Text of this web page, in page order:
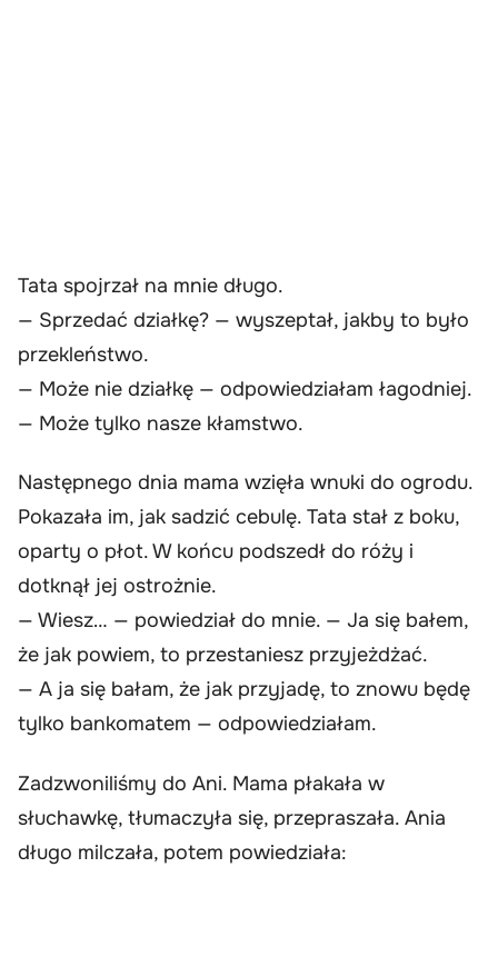
Tata spojrzał na mnie długo.
— Sprzedać działkę? — wyszeptał, jakby to było
przekleństwo.
— Może nie działkę — odpowiedziałam łagodniej.
— Może tylko nasze kłamstwo.
Następnego dnia mama wzięła wnuki do ogrodu.
Pokazała im, jak sadzić cebulę. Tata stał z boku,
oparty o płot. W końcu podszedł do róży i
dotknął jej ostrożnie.
— Wiesz… — powiedział do mnie. — Ja się bałem,
że jak powiem, to przestaniesz przyjeżdżać.
— A ja się bałam, że jak przyjadę, to znowu będę
tylko bankomatem — odpowiedziałam.
Zadzwoniliśmy do Ani. Mama płakała w
słuchawkę, tłumaczyła się, przepraszała. Ania
długo milczała, potem powiedziała: